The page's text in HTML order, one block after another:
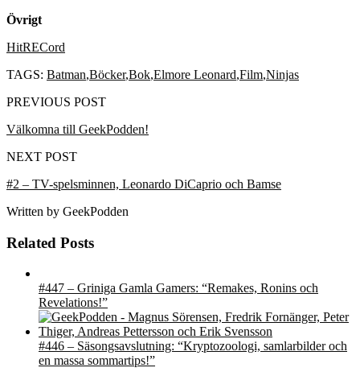
Övrigt
HitRECord
TAGS: Batman,Böcker,Bok,Elmore Leonard,Film,Ninjas
PREVIOUS POST
Välkomna till GeekPodden!
NEXT POST
#2 – TV-spelsminnen, Leonardo DiCaprio och Bamse
Written by GeekPodden
Related Posts
#447 – Griniga Gamla Gamers: “Remakes, Ronins och
Revelations!”
#446 – Säsongsavslutning: “Kryptozoologi, samlarbilder och
en massa sommartips!”